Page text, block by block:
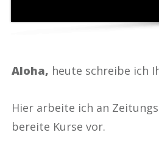
Aloha, heute schreibe ich
Hier arbeite ich an
bereite Kurse vor.